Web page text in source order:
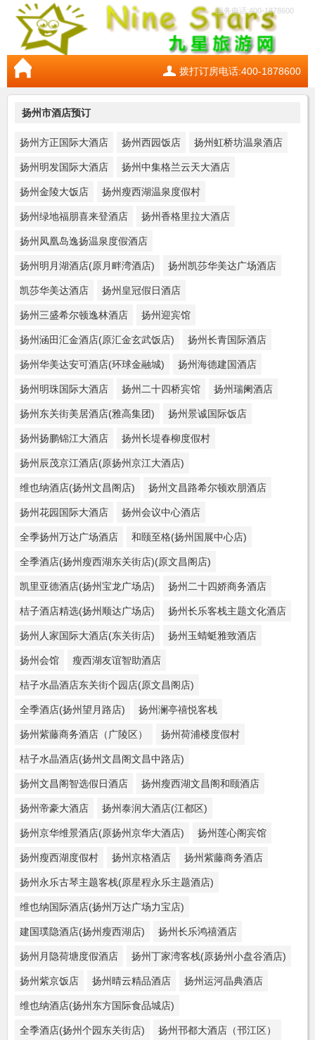
服务电话:400-1878600
拨打订房电话:400-1878600
扬州市酒店预订
扬州方正国际大酒店 扬州西园饭店 扬州虹桥坊温泉酒店
扬州明发国际大酒店 扬州中集格兰云天大酒店
扬州金陵大饭店 扬州瘦西湖温泉度假村
扬州绿地福朋喜来登酒店 扬州香格里拉大酒店
扬州凤凰岛逸扬温泉度假酒店
扬州明月湖酒店(原月畔湾酒店) 扬州凯莎华美达广场酒店
凯莎华美达酒店 扬州皇冠假日酒店
扬州三盛希尔顿逸林酒店 扬州迎宾馆
扬州涵田汇金酒店(原汇金玄武饭店) 扬州长青国际酒店
扬州华美达安可酒店(环球金融城) 扬州海德建国酒店
扬州明珠国际大酒店 扬州二十四桥宾馆 扬州瑞阑酒店
扬州东关街美居酒店(雅高集团) 扬州景诚国际饭店
扬州扬鹏锦江大酒店 扬州长堤春柳度假村
扬州辰茂京江酒店(原扬州京江大酒店)
维也纳酒店(扬州文昌阁店) 扬州文昌路希尔顿欢朋酒店
扬州花园国际大酒店 扬州会议中心酒店
全季扬州万达广场酒店 和颐至格(扬州国展中心店)
全季酒店(扬州瘦西湖东关街店)(原文昌阁店)
凯里亚德酒店(扬州宝龙广场店) 扬州二十四娇商务酒店
桔子酒店精选(扬州顺达广场店) 扬州长乐客栈主题文化酒店
扬州人家国际大酒店(东关街店) 扬州玉蜻蜓雅致酒店
扬州会馆 瘦西湖友谊智助酒店
桔子水晶酒店东关街个园店(原文昌阁店)
全季酒店(扬州望月路店) 扬州澜亭禧悦客栈
扬州紫藤商务酒店（广陵区） 扬州荷浦楼度假村
桔子水晶酒店(扬州文昌阁文昌中路店)
扬州文昌阁智选假日酒店 扬州瘦西湖文昌阁和颐酒店
扬州帝豪大酒店 扬州泰润大酒店(江都区)
扬州京华维景酒店(原扬州京华大酒店) 扬州莲心阁宾馆
扬州瘦西湖度假村 扬州京格酒店 扬州紫藤商务酒店
扬州永乐古琴主题客栈(原星程永乐主题酒店)
维也纳国际酒店(扬州万达广场力宝店)
建国璞隐酒店(扬州瘦西湖店) 扬州长乐鸿禧酒店
扬州月隐荷塘度假酒店 扬州丁家湾客栈(原扬州小盘谷酒店)
扬州紫京饭店 扬州晴云精品酒店 扬州运河晶典酒店
维也纳酒店(扬州东方国际食品城店)
全季酒店(扬州个园东关街店) 扬州邗都大酒店（邗江区）